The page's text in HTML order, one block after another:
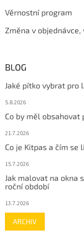
Věrnostní program
Změna v
BLOG
Jaké pítko vybrat pro
5.8.2026
Co by měl obsahovat
21.7.2026
Co je Kitpas a čím se
15.7.2026
Jak malovat na okna
roční období
13.7.2026
ARCHIV